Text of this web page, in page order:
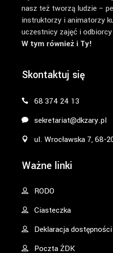
nasz też tworzą ludzie –
instruktorzy i animatorzy
uczestnicy zajęć i odbiorcy
W tym również i Ty!
Skontaktuj się
68 374 24 13
sekretariat@dkzary.pl
ul. Wrocławska 7, 68-
Ważne linki
RODO
Ciasteczka
Deklaracja dostępności
Poczta ŻDK